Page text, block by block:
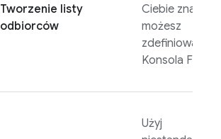
Tworzenie listy
odbiorców
Ciebie
możesz
zdefiniować w
Konsola
Użyj